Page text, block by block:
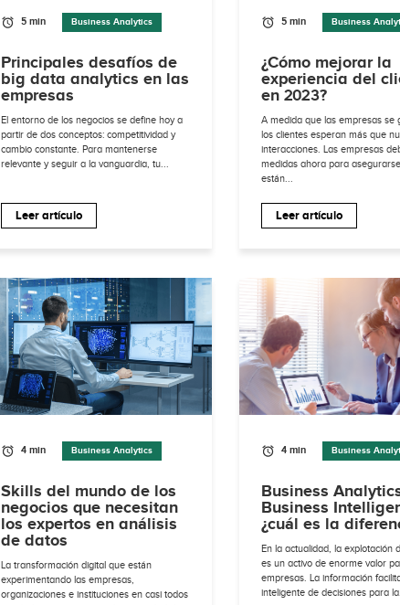
5 min Business Analytics
Principales desafíos de
big data analytics en las
empresas
El entorno de los negocios se define hoy a
partir de dos conceptos: competitividad y
cambio constante. Para mantenerse
relevante y seguir a la vanguardia, tu...
Leer artículo
5 min Business
¿Cómo mejorar la
experiencia del
en 2023?
A medida que las empresas se
los clientes esperan más que
interacciones. Las empresas
medidas ahora para
están...
Leer artículo
4 min Business Analytics
Skills del mundo de los
negocios que necesitan
los expertos en análisis
de datos
La transformación digital que están
experimentando las empresas,
organizaciones e instituciones en casi todos
4 min Business
Business
Business
¿cuál es la
En la actualidad, la explotación
es un activo de enorme valor
empresas. La información
inteligente de decisiones para